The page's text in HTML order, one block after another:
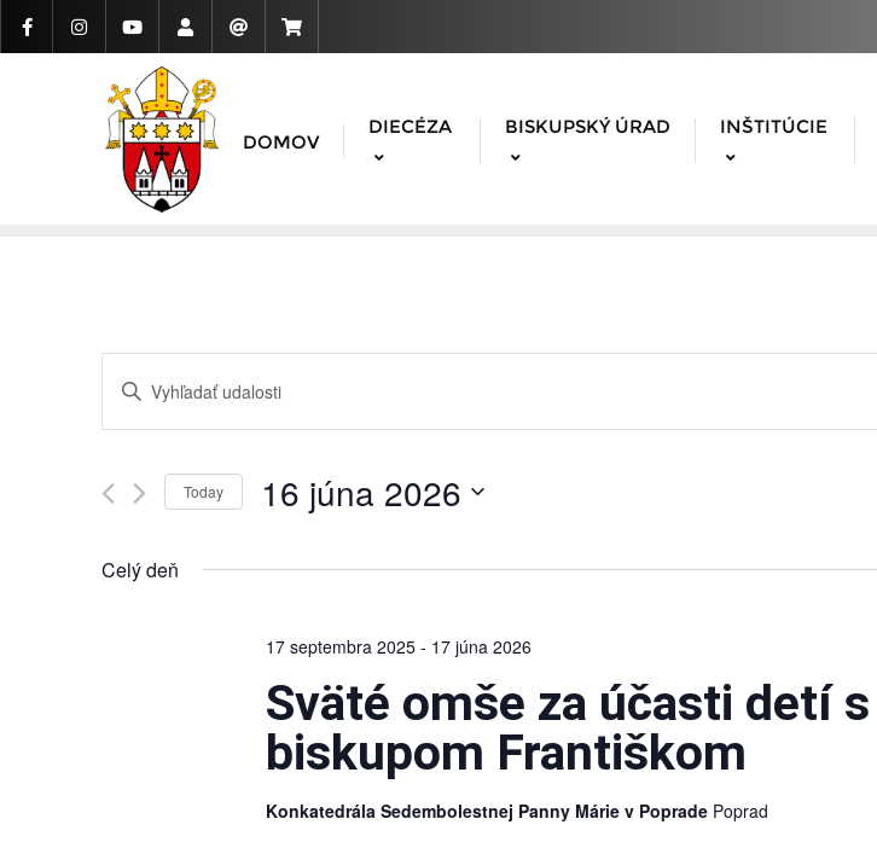
DOMOV
DIECÉZA BISKUPSKÝ ÚRAD INŠTITÚCIE
Udalosti
Search
and
Views
Navigation
Enter
Udalosti
Keyword.
Today 16 júna 2026
Celý deň
17 septembra 2025- 17 júna 2026
Sväté omše za účasti detí
biskupom Františkom
Konkatedrála Sedembolestnej Panny Márie v Poprade Poprad